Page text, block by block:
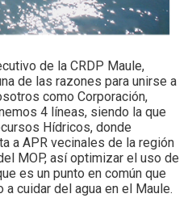
de la CRDP Maule,
de las razones para unirse a
como Corporación,
4 líneas, siendo la que
Hídricos, donde
a APR vecinales de la región
MOP, así optimizar el uso de
es un punto en común que
a cuidar del agua en el Maule.